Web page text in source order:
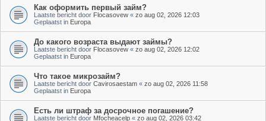
Как оформить первый займ?
Laatste bericht door Flocasovew « zo aug 02, 2026 12:03
Geplaatst in Europa
До какого возраста выдают займы?
Laatste bericht door Flocasovew « zo aug 02, 2026 12:02
Geplaatst in Europa
Что такое микрозайм?
Laatste bericht door Cavirosaestam « zo aug 02, 2026 11:58
Geplaatst in Europa
Есть ли штраф за досрочное погашение?
Laatste bericht door Mfocheacelp « zo aug 02, 2026 03:42